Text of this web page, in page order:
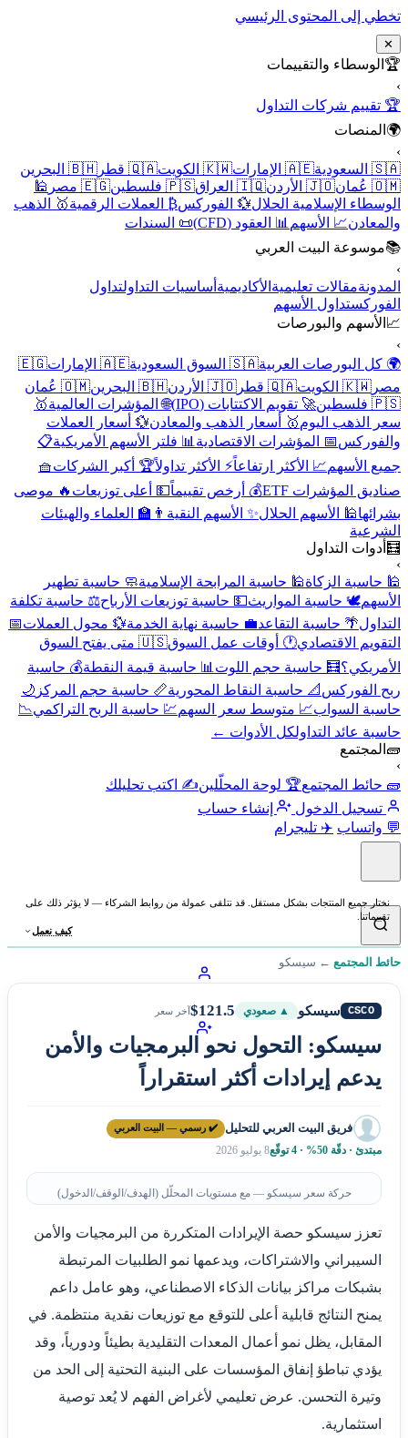
تخطي إلى المحتوى الرئيسي
✕
🏆 الوسطاء والتقييمات
›
🏆 تقييم شركات التداول
🌍 المنصات
›
🇸🇦 السعودية
🇦🇪 الإمارات 🇰🇼 الكويت 🇶🇦 قطر
🇧🇭 البحرين
🇴🇲 عُمان
🇯🇴 الأردن 🇮🇶 العراق 🇵🇸 فلسطين 🇪🇬 مصر
🕌
الوسطاء الإسلامية الحلال💱 الفوركس₿ العملات الرقمية🥇 الذهب
والمعادن📈 الأسهم 📊 العقود (CFD)
📜 السندات
📚موسوعة البيت العربي
›
المدونةمقالات تعليمية الأكاديمية أساسيات التداولتداول
الفوركستداول الأسهم
📈 الأسهم والبورصات
›
🌍 كل البورصات العربية🇸🇦 السوق السعودية 🇦🇪 الإمارات
🇪🇬
مصر 🇰🇼 الكويت 🇶🇦 قطر 🇯🇴 الأردن 🇧🇭 البحرين
🇴🇲 عُمان
🇵🇸 فلسطين
🚀 تقويم الاكتتابات (IPO) 🌐 المؤشرات العالمية🥇
سعر الذهب اليوم🥇 أسعار الذهب والمعادن💱 أسعار العملات
والفوركس📅 المؤشرات الاقتصادية 📊 فلتر الأسهم الأمريكية📋
جميع الأسهم📈 الأكثر ارتفاعاً⚡ الأكثر تداولاً🏆 أكبر الشركات🧺
صناديق المؤشرات ETF
💰 أرخص تقييماً💵 أعلى توزيعات 🔥 موصى
بشرائها🕌 الأسهم الحلال✨ الأسهم النقية 👨‍🏫 العلماء والهيئات
الشرعية
🧮 أدوات التداول
›
🕌 حاسبة الزكاة🕌 حاسبة المرابحة الإسلامية🧼 حاسبة تطهير
الأسهم🕊️ حاسبة المواريث💵 حاسبة توزيعات الأرباح⚖️ حاسبة تكلفة
التداول🌴 حاسبة التقاعد💼 حاسبة نهاية الخدمة💱 محول العملات📅
التقويم الاقتصادي🕐 أوقات عمل السوق
🇺🇸 متى يفتح السوق
الأمريكي؟🧮 حاسبة حجم اللوت 📊 حاسبة قيمة النقطة💰 حاسبة
ربح الفوركس 📐 حاسبة النقاط المحورية📏 حاسبة حجم المركز 🌙
حاسبة السواب📈 متوسط سعر السهم💹 حاسبة الربح التراكمي📉
حاسبة عائد التداولكل الأدوات ←
🧱 المجتمع
›
🧱 حائط المجتمع🏆 لوحة المحلّلين✍️ اكتب تحليلك
تسجيل الدخول
إنشاء حساب
💬 واتساب ✈️ تليجرام
نختار جميع المنتجات بشكل مستقل. قد نتلقى عمولة من روابط الشركاء — لا يؤثر ذلك على
تقييماتنا.
كيف نعمل
حائط المجتمع ← سيسكو
CSCO سيسكو ▲ صعودي $121.5آخر سعر
سيسكو: التحول نحو البرمجيات والأمن
يدعم إيرادات أكثر استقراراً
فريق البيت العربي للتحليل ✔️ رسمي — البيت العربي
مبتدئ · دقّة 50% · 4 توقّع 8 يوليو 2026
حركة سعر سيسكو — مع مستويات المحلّل (الهدف/الوقف/الدخول)
تعزز سيسكو حصة الإيرادات المتكررة من البرمجيات والأمن
السيبراني والاشتراكات، ويدعمها نمو الطلبيات المرتبطة
بشبكات مراكز بيانات الذكاء الاصطناعي، وهو عامل داعم
يمنح النتائج قابلية أعلى للتوقع مع توزيعات نقدية منتظمة. في
المقابل، يظل نمو أعمال المعدات التقليدية بطيئاً ودورياً، وقد
يؤدي تباطؤ إنفاق المؤسسات على البنية التحتية إلى الحد من
وتيرة التحسن. عرض تعليمي لأغراض الفهم لا يُعد توصية
استثمارية.